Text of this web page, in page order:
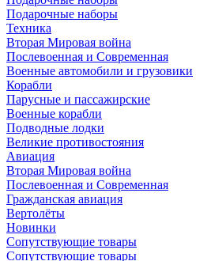
Подарочные наборы
Техника
Вторая Мировая война
Послевоенная и Современная
Военные автомобили и грузовики
Корабли
Парусные и пассажирские
Военные корабли
Подводные лодки
Великие противостояния
Авиация
Вторая Мировая война
Послевоенная и Современная
Гражданская авиация
Вертолёты
Новинки
Сопутствующие товары
Сопутствующие товары